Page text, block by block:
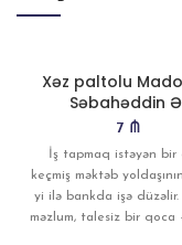
Xəz paltolu
Səbahəddin
7 ₼
İş tapmaq istəyən bir
keçmiş məktəb
yi ilə bankda işə
məzlum, talesiz bir qoca